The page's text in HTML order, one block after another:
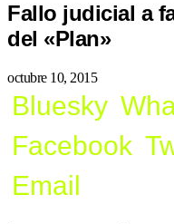
Fallo judicial a
del «Plan»
octubre 10, 2015
Bluesky
Facebook
Email